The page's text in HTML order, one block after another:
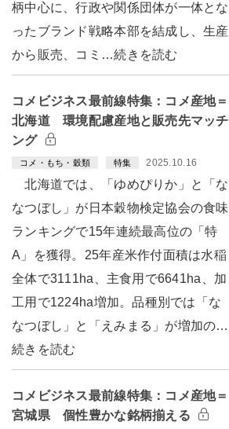
柄中心に、行政や関係団体が一体とな
ったブランド戦略本部を結成し、生産
から販売、コミ…続きを読む
コメビジネス最前線特集：コメ産地＝
北海道 環境配慮産地と販売先マッチ
ング
コメ・もち・穀類 特集 2025.10.16
北海道では、「ゆめぴりか」と「な
なつぼし」が日本穀物検定協会の食味
ランキングで15年連続最高位の「特
A」を獲得。25年産米作付面積は水稲
全体で3111ha、主食用で6641ha、加
工用で1224ha増加。品種別では「な
なつぼし」と「えみまる」が増加の…
続きを読む
コメビジネス最前線特集：コメ産地＝
宮城県 個性豊かな銘柄揃える